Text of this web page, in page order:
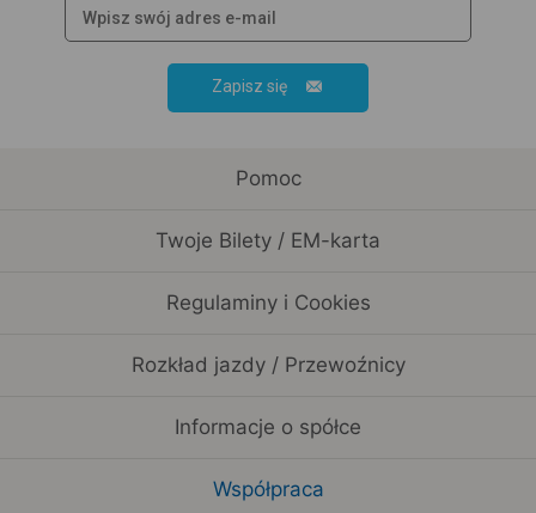
Zapisz się
Pomoc
Twoje Bilety / EM-karta
Regulaminy i Cookies
Rozkład jazdy / Przewoźnicy
Informacje o spółce
Współpraca